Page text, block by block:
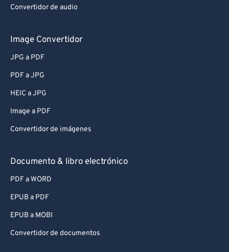
Convertidor de audio
Image Convertidor
JPG a PDF
PDF a JPG
HEIC a JPG
Image a PDF
Convertidor de imágenes
Documento & libro electrónico
PDF a WORD
EPUB a PDF
EPUB a MOBI
Convertidor de documentos